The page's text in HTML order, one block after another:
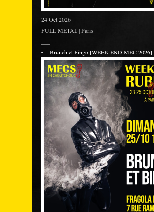
24 Oct 2026
FULL METAL | Paris
Brunch et Bingo [WEEK-END MEC 2026]